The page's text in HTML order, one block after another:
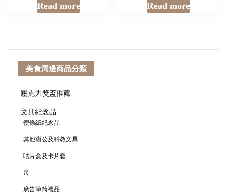
Read more Read more
美食周邊商品分類
壓克力獎盃推薦
文具紀念品
便條紙紀念品
其他辦公及科教文具
咭片盒及卡片套
尺
廣告筆筒禮品